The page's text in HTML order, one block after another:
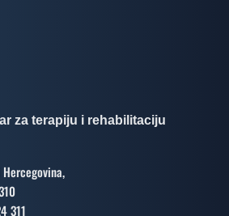
za terapiju i rehabilitaciju
311